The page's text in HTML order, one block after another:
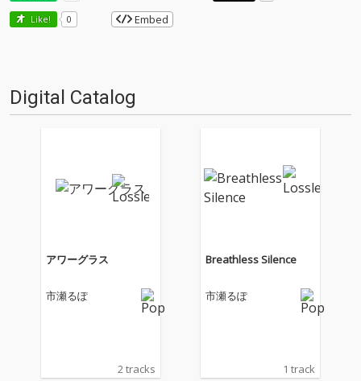
Like! 0 Embed
Digital Catalog
アワーグラス
市瀬るぽ
2 tracks
Breathless Silence
市瀬るぽ
1 track